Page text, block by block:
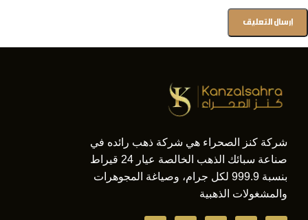
شركة كنز الصحراء هي شركة ذهب رائده في
صناعة سبائك الذهب الخالصة عيار 24 قيراط
بنسبة 999.9 لكل جرام، وصياغة المجوهرات
والمشغولات الذهبية